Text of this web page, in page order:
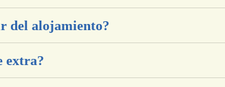
del alojamiento?
extra?